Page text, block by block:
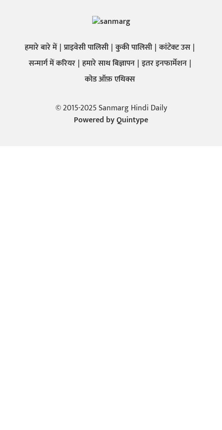
हमारे बारे में प्राइवेसी पालिसी कुकी पालिसी कांटेक्ट उस
सन्मार्ग में करियर हमारे साथ बिज्ञापन इतर इनफार्मेशन
कोड ऑफ़ एथिक्स
© 2015-2025 Sanmarg Hindi Daily
Powered byQuintype